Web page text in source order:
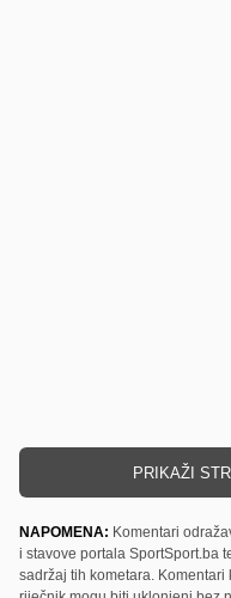
PRIKAŽI
NAPOMENA: Komentari
i stavove portala SportSport.ba
sadržaj tih kometara.